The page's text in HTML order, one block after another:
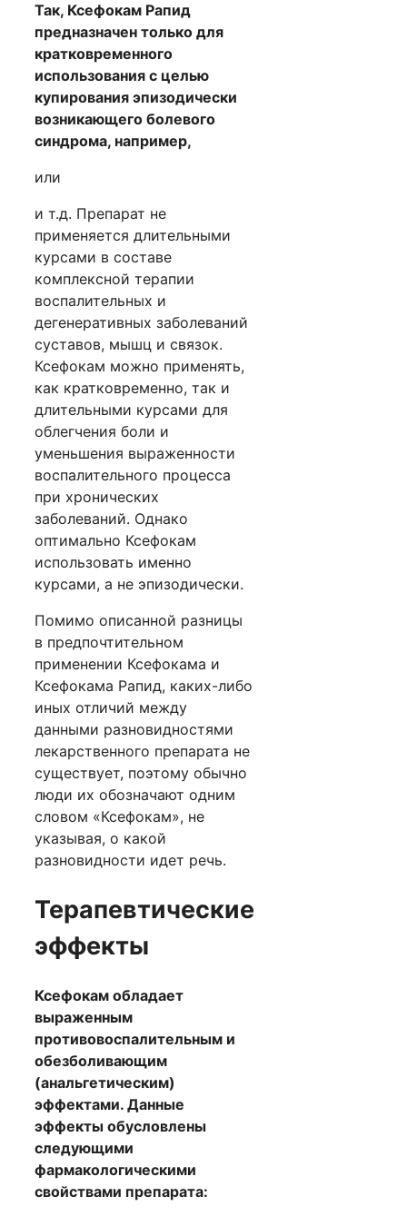
Так, Ксефокам Рапид
предназначен только для
кратковременного
использования с целью
купирования эпизодически
возникающего болевого
синдрома, например,
или
и т.д. Препарат не
применяется длительными
курсами в составе
комплексной терапии
воспалительных и
дегенеративных заболеваний
суставов, мышц и связок.
Ксефокам можно применять,
как кратковременно, так и
длительными курсами для
облегчения боли и
уменьшения выраженности
воспалительного процесса
при хронических
заболеваний. Однако
оптимально Ксефокам
использовать именно
курсами, а не эпизодически.
Помимо описанной разницы
в предпочтительном
применении Ксефокама и
Ксефокама Рапид, каких-либо
иных отличий между
данными разновидностями
лекарственного препарата не
существует, поэтому обычно
люди их обозначают одним
словом «Ксефокам», не
указывая, о какой
разновидности идет речь.
Терапевтические
эффекты
Ксефокам обладает
выраженным
противовоспалительным и
обезболивающим
(анальгетическим)
эффектами. Данные
эффекты обусловлены
следующими
фармакологическими
свойствами препарата: